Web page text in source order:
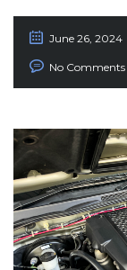
June 26, 2024
No Comments